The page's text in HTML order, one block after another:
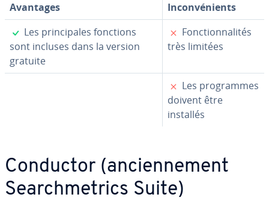
Avantages
In­con­vé­nients
✓Les prin­ci­pales fonctions
sont incluses dans la version
gratuite
✗
Fonc­tion­na­li­tés
très limitées
✗Les pro­grammes
doivent être
installés
Conductor (an­cien­ne­ment
Search­me­trics Suite)